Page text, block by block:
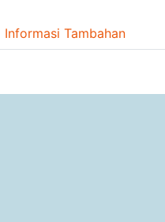
Informasi Tambahan